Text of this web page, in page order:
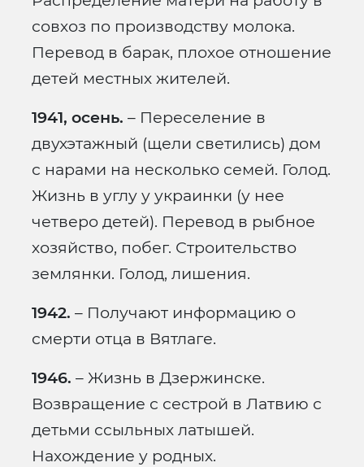
совхоз по производству молока.
Перевод в барак, плохое отношение
детей местных жителей.
1941, осень. – Переселение в
двухэтажный (щели светились) дом
с нарами на несколько семей. Голод.
Жизнь в углу у украинки (у нее
четверо детей). Перевод в рыбное
хозяйство, побег. Строительство
землянки. Голод, лишения.
1942. – Получают информацию о
смерти отца в Вятлаге.
1946. – Жизнь в Дзержинске.
Возвращение с сестрой в Латвию с
детьми ссыльных латышей.
Нахождение у родных.